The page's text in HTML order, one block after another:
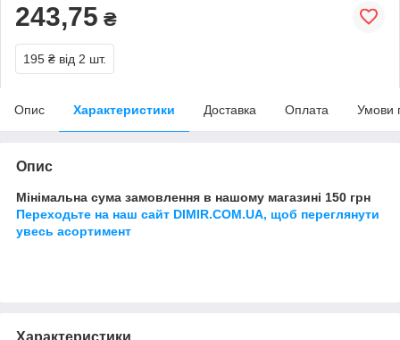
243,75 ₴
195 ₴ від 2 шт.
Опис Характеристики Доставка Оплата Умови
Опис
Мінімальна сума замовлення в нашому магазині 150 грн
Переходьте на наш сайт DIMIR.COM.UA, щоб переглянути
увесь асортимент
Характеристики